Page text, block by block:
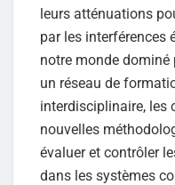
leurs atténuations
par les interférences
notre monde dominé
un réseau de
interdisciplinaire, les
nouvelles
évaluer et contrôler
dans les systèmes